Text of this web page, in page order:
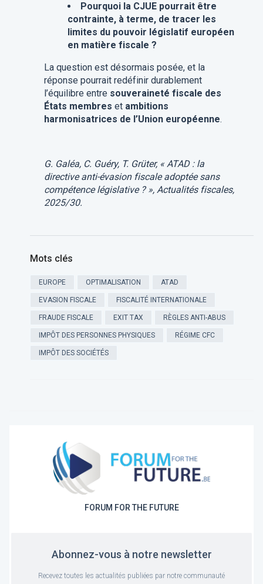
Pourquoi la CJUE pourrait être
contrainte, à terme, de tracer les
limites du pouvoir législatif européen
en matière fiscale ?
La question est désormais posée, et la
réponse pourrait redéfinir durablement
l’équilibre entre souveraineté fiscale des
États membres et ambitions
harmonisatrices de l’Union européenne.
G. Galéa, C. Guéry, T. Grüter, « ATAD : la
directive anti-évasion fiscale adoptée sans
compétence législative ? », Actualités fiscales,
2025/30.
Mots clés
EUROPE OPTIMALISATION ATAD
EVASION FISCALE FISCALITÉ INTERNATIONALE
FRAUDE FISCALE EXIT TAX RÈGLES ANTI-ABUS
IMPÔT DES PERSONNES PHYSIQUES RÉGIME CFC
IMPÔT DES SOCIÉTÉS
FORUM FOR THE FUTURE
Abonnez-vous à notre newsletter
Recevez toutes les actualités publiées par notre communauté